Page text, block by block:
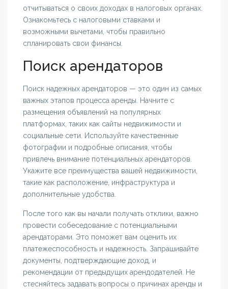
отчитываться о своих доходах в налоговых органах.
Ознакомьтесь с налоговыми ставками и
возможными вычетами, чтобы правильно
спланировать свои финансы.
Поиск арендаторов
Поиск надежных арендаторов — это один из самых
важных этапов процесса аренды. Начните с
размещения объявлений на популярных
платформах, таких как сайты недвижимости и
социальные сети. Используйте качественные
фотографии и подробные описания, чтобы
привлечь внимание потенциальных арендаторов.
Укажите все преимущества вашей недвижимости,
такие как расположение, инфраструктура и
дополнительные удобства.
После того как вы начали получать отклики, важно
провести собеседование с потенциальными
арендаторами. Это поможет вам оценить их
платежеспособность и надежность. Запрашивайте
документы, подтверждающие доход, и
рекомендации от предыдущих арендодателей. Не
стесняйтесь задавать вопросы о причинах аренды и